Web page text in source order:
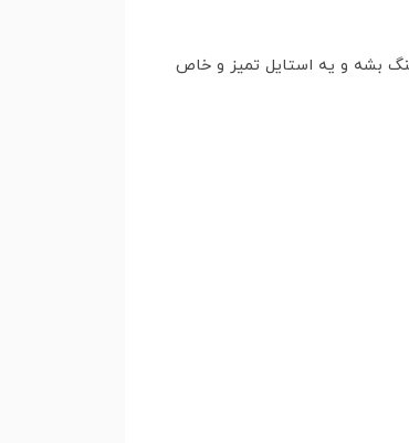
بشه و یه استایل تمیز و خاص